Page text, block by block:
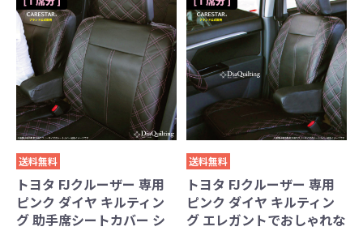
送料無料
トヨタ FJクルーザー 専用
ピンク ダイヤ キルティン
グ 助手席シートカバー シ
送料無料
トヨタ FJクルーザー 専用
ピンク ダイヤ キルティン
グ エレガントでおしゃれな